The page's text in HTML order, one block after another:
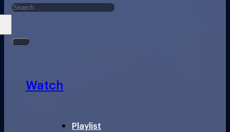
Watch
Playlist